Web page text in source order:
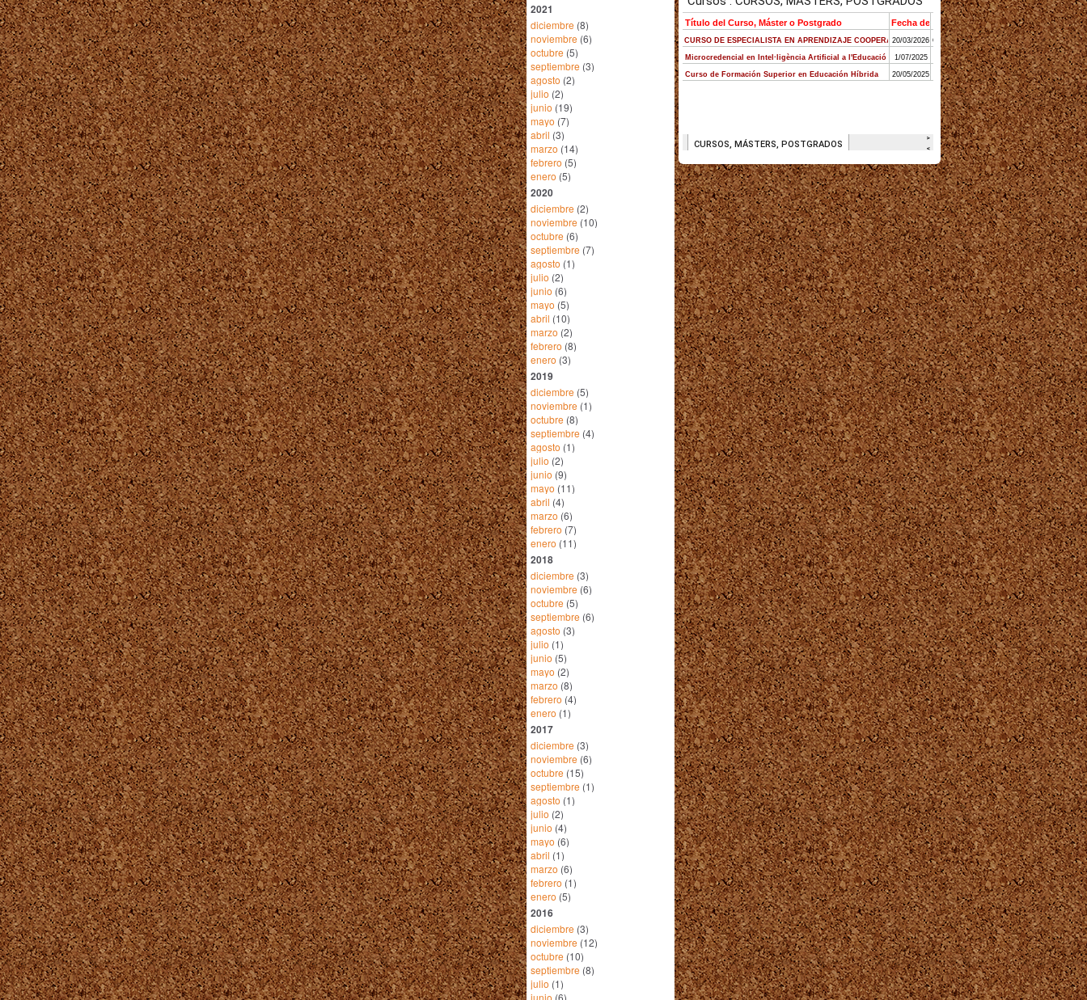
2021
diciembre (8)
noviembre (6)
octubre (5)
septiembre (3)
agosto (2)
julio (2)
junio (19)
mayo (7)
abril (3)
marzo (14)
febrero (5)
enero (5)
2020
diciembre (2)
noviembre (10)
octubre (6)
septiembre (7)
agosto (1)
julio (2)
junio (6)
mayo (5)
abril (10)
marzo (2)
febrero (8)
enero (3)
2019
diciembre (5)
noviembre (1)
octubre (8)
septiembre (4)
agosto (1)
julio (2)
junio (9)
mayo (11)
abril (4)
marzo (6)
febrero (7)
enero (11)
2018
diciembre (3)
noviembre (6)
octubre (5)
septiembre (6)
agosto (3)
julio (1)
junio (5)
mayo (2)
marzo (8)
febrero (4)
enero (1)
2017
diciembre (3)
noviembre (6)
octubre (15)
septiembre (1)
agosto (1)
julio (2)
junio (4)
mayo (6)
abril (1)
marzo (6)
febrero (1)
enero (5)
2016
diciembre (3)
noviembre (12)
octubre (10)
septiembre (8)
julio (1)
junio (6)